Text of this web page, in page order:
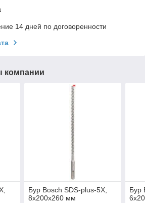
14 дней по договоренности
компании
Бур Bosch SDS-plus-5X,
8x200x260 мм
Бур